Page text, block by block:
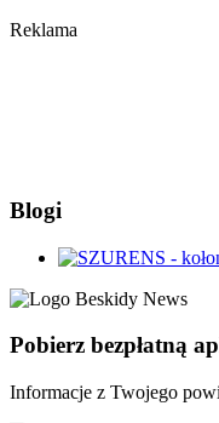
Reklama
Blogi
Pobierz bezpłatną
Informacje z Twojego